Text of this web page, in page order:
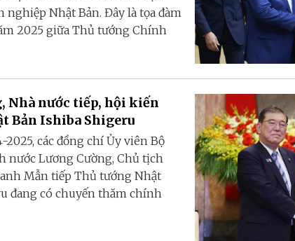
nghiệp Nhật Bản. Đây là tọa đàm
2025 giữa Thủ tướng Chính
Nhà nước tiếp, hội kiến
Bản Ishiba Shigeru
2025, các đồng chí Ủy viên Bộ
nước Lương Cường, Chủ tịch
Mẫn tiếp Thủ tướng Nhật
đang có chuyến thăm chính